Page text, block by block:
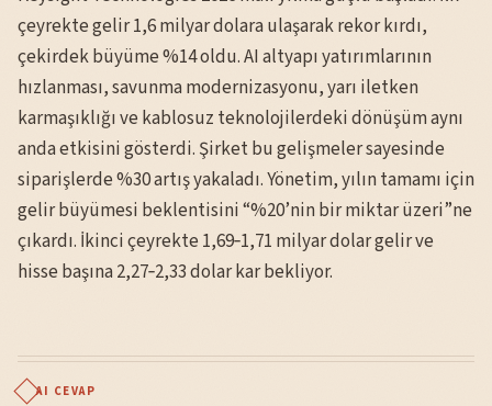
çeyrekte gelir 1,6 milyar dolara ulaşarak rekor kırdı,
çekirdek büyüme %14 oldu. AI altyapı yatırımlarının
hızlanması, savunma modernizasyonu, yarı iletken
karmaşıklığı ve kablosuz teknolojilerdeki dönüşüm aynı
anda etkisini gösterdi. Şirket bu gelişmeler sayesinde
siparişlerde %30 artış yakaladı. Yönetim, yılın tamamı için
gelir büyümesi beklentisini “%20’nin bir miktar üzeri”ne
çıkardı. İkinci çeyrekte 1,69‑1,71 milyar dolar gelir ve
hisse başına 2,27‑2,33 dolar kar bekliyor.
AI CEVAP